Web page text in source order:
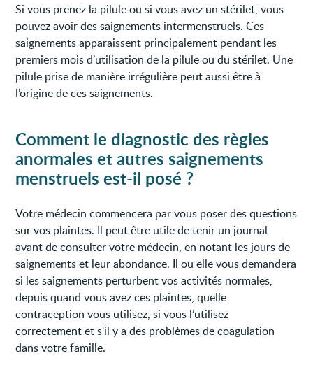
Si vous prenez la pilule ou si vous avez un stérilet, vous
pouvez avoir des saignements intermenstruels. Ces
saignements apparaissent principalement pendant les
premiers mois d’utilisation de la pilule ou du stérilet. Une
pilule prise de manière irrégulière peut aussi être à
l’origine de ces saignements.
Comment le diagnostic des règles
anormales et autres saignements
menstruels est-il posé ?
Votre médecin commencera par vous poser des questions
sur vos plaintes. Il peut être utile de tenir un journal
avant de consulter votre médecin, en notant les jours de
saignements et leur abondance. Il ou elle vous demandera
si les saignements perturbent vos activités normales,
depuis quand vous avez ces plaintes, quelle
contraception vous utilisez, si vous l’utilisez
correctement et s'il y a des problèmes de coagulation
dans votre famille.